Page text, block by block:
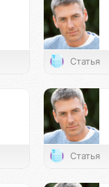
Статья
Статья